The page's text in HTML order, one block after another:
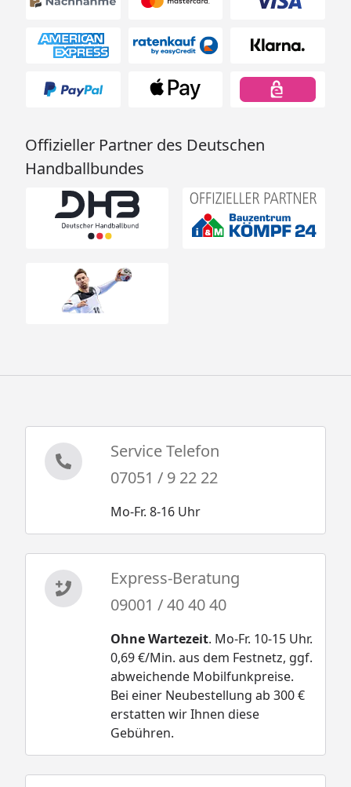
Festpreis möglich
oder
Sorglos-Paket mit
Montage und
Leistungen zum
Informationen
Dachschindeln
Kletterwand
Schaukelanker
Flexschaukel
Babyschaukel
Karibu Kinderspielturm Lotti - Netzrampe -
Karibu Kinderspielturm Lotti - Rutsche -
Technische Daten
Montageanleitung
Karibu Kinderspielturm Lotti - Netzrampe -
Montageanleitung
Karibu Kinderspielturm Lotti - Rutsche -
Montageanleitung
Offizieller Partner des Deutschen
Handballbundes
Service Telefon
07051 / 9 22 22
Mo-Fr. 8-16 Uhr
Express-Beratung
09001 / 40 40 40
Ohne Wartezeit. Mo-Fr. 10-15 Uhr.
0,69 €/Min. aus dem Festnetz, ggf.
abweichende Mobilfunkpreise.
Bei einer Neubestellung ab 300 €
erstatten wir Ihnen diese
Gebühren.